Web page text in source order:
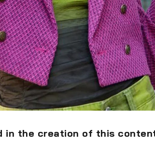
in the creation of this